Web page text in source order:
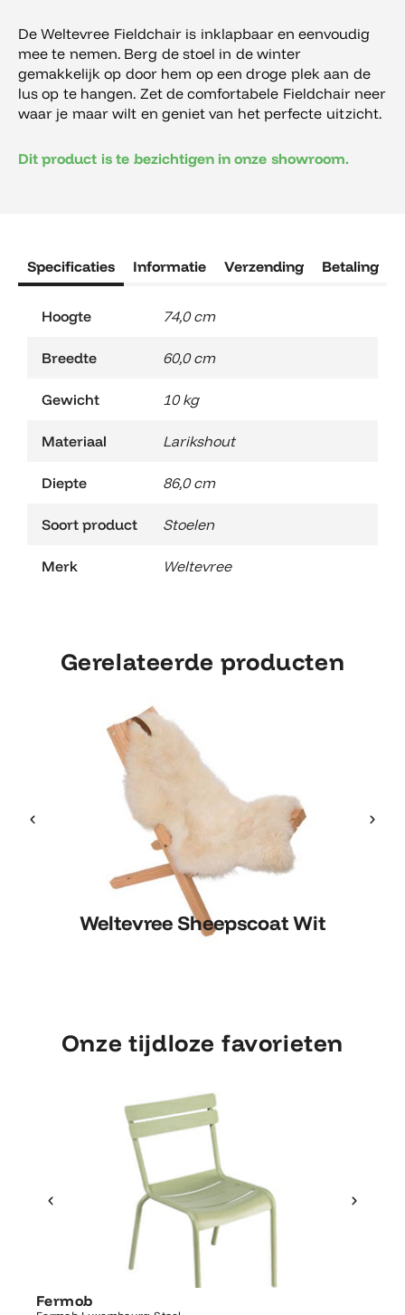
De Weltevree Fieldchair is inklapbaar en eenvoudig
mee te nemen. Berg de stoel in de winter
gemakkelijk op door hem op een droge plek aan de
lus op te hangen. Zet de comfortabele Fieldchair neer
waar je maar wilt en geniet van het perfecte uitzicht.
Dit product is te bezichtigen in onze showroom.
Specificaties Informatie Verzending Betaling
Hoogte 74,0 cm
Breedte 60,0 cm
Gewicht 10 kg
Materiaal Larikshout
Diepte 86,0 cm
Soort product Stoelen
Merk Weltevree
Gerelateerde producten
Weltevree Sheepscoat Wit
Weltevree Sheepscoat Wit
Onze tijdloze favorieten
Fermob
Ontdek Fermob
Luxembourg Stoel